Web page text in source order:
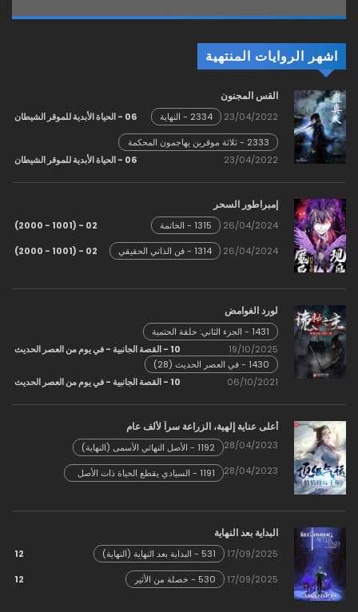
اشهر الروايات المنتهية
القس المجنون
2334 - النهاية 06 - الحياة الأبدية للموقر الشيطان 23/04/2022
2333 - ثلاثة موقرين يهاجمون المحكمة
السماوية!
06 - الحياة الأبدية للموقر الشيطان 23/04/2022
إمبراطور السحر
1315 - الخاتمة 02 - (1001 - 2000) 26/04/2024
1314 - فن الذاتي الحقيقي 02 - (1001 - 2000) 26/04/2024
لورد الغوامض
1431 - الجزء الثاني: حلقة الحتمية
10 - القصة الجانبية - في يوم من العصر الحديث
19/10/2025
1430 - في العصر الحديث (28)
10 - القصة الجانبية - في يوم من العصر الحديث
06/10/2021
أعلى عناية إلهية، الزراعة سراً لألف عام
1192 - الأصل النهائي الأسمى (النهاية) 28/04/2023
1191 - السيادي يقطع الحياة ذات الأصل
العظيم
28/04/2023
البداية بعد النهاية
531 - البداية بعد النهاية (النهاية) 12 17/09/2025
530 - خصلة من الأثير 12 17/09/2025